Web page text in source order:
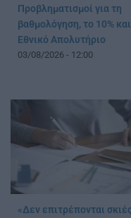
Προβληματισμοί για τη
βαθμολόγηση, το 10%
Εθνικό Απολυτήριο
03/08/2026 - 12:00
«Δεν επιτρέπονται